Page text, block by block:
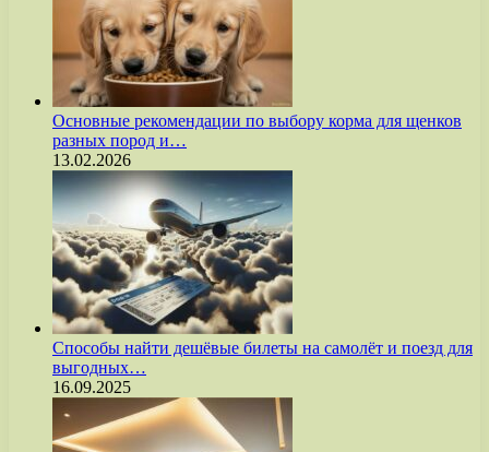
Основные рекомендации по выбору корма для щенков
разных пород и…
13.02.2026
Способы найти дешёвые билеты на самолёт и поезд для
выгодных…
16.09.2025